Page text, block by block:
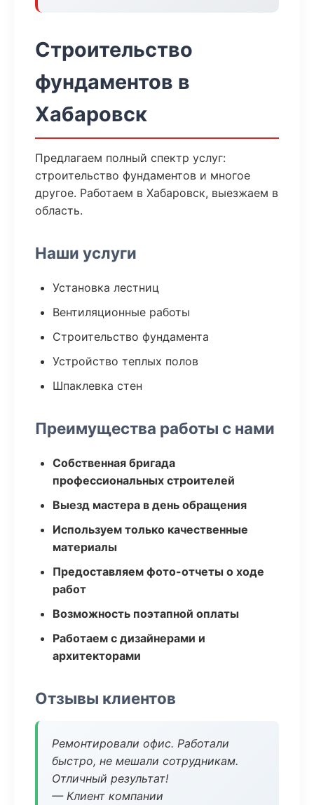
Строительство
фундаментов в
Хабаровск
Предлагаем полный спектр услуг:
строительство фундаментов и многое
другое. Работаем в Хабаровск, выезжаем в
область.
Наши услуги
Установка лестниц
Вентиляционные работы
Строительство фундамента
Устройство теплых полов
Шпаклевка стен
Преимущества работы с нами
Собственная бригада
профессиональных строителей
Выезд мастера в день обращения
Используем только качественные
материалы
Предоставляем фото-отчеты о ходе
работ
Возможность поэтапной оплаты
Работаем с дизайнерами и
архитекторами
Отзывы клиентов
Ремонтировали офис. Работали
быстро, не мешали сотрудникам.
Отличный результат!
— Клиент компании